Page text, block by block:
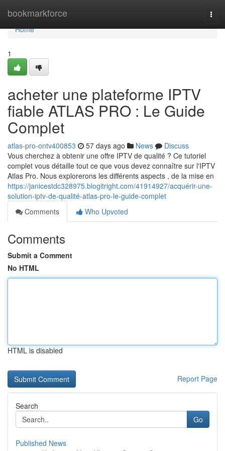
bookmarkforce
Home
Home
1
acheter une plateforme IPTV
fiable ATLAS PRO : Le Guide
Complet
atlas-pro-ontv400853 57 days ago News
Discuss
Vous cherchez à obtenir une offre IPTV de qualité ? Ce tutoriel
complet vous détaille tout ce que vous devez connaître sur l'IPTV
Atlas Pro. Nous explorerons les différents aspects , de la mise en
https://janicestdc328975.blogitright.com/41914927/acquérir-une-
solution-iptv-de-qualité-atlas-pro-le-guide-complet
Comments
Who Upvoted
Comments
Submit a Comment
No HTML
HTML is disabled
Report Page
Search
Go
Published News